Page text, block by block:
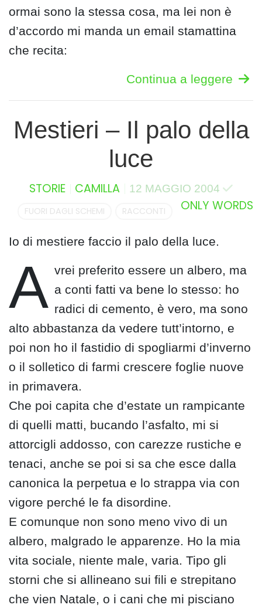
ormai sono la stessa cosa, ma lei non è
d’accordo mi manda un email stamattina
che recita:
Continua a leggere
Mestieri – Il palo della
luce
STORIE CAMILLA 12 MAGGIO 2004
ONLY WORDS
FUORI DAGLI SCHEMI RACCONTI
Io di mestiere faccio il palo della luce.
A vrei preferito essere un albero, ma
a conti fatti va bene lo stesso: ho
radici di cemento, è vero, ma sono
alto abbastanza da vedere tutt’intorno, e
poi non ho il fastidio di spogliarmi d’inverno
o il solletico di farmi crescere foglie nuove
in primavera.
Che poi capita che d’estate un rampicante
di quelli matti, bucando l’asfalto, mi si
attorcigli addosso, con carezze rustiche e
tenaci, anche se poi si sa che esce dalla
canonica la perpetua e lo strappa via con
vigore perché le fa disordine.
E comunque non sono meno vivo di un
albero, malgrado le apparenze. Ho la mia
vita sociale, niente male, varia. Tipo gli
storni che si allineano sui fili e strepitano
che vien Natale, o i cani che mi pisciano